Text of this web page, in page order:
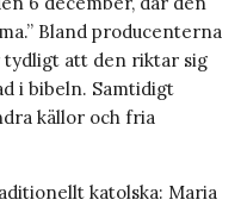
Bland producenterna
tydligt att den riktar sig
i bibeln. Samtidigt
källor och fria
katolska: Maria